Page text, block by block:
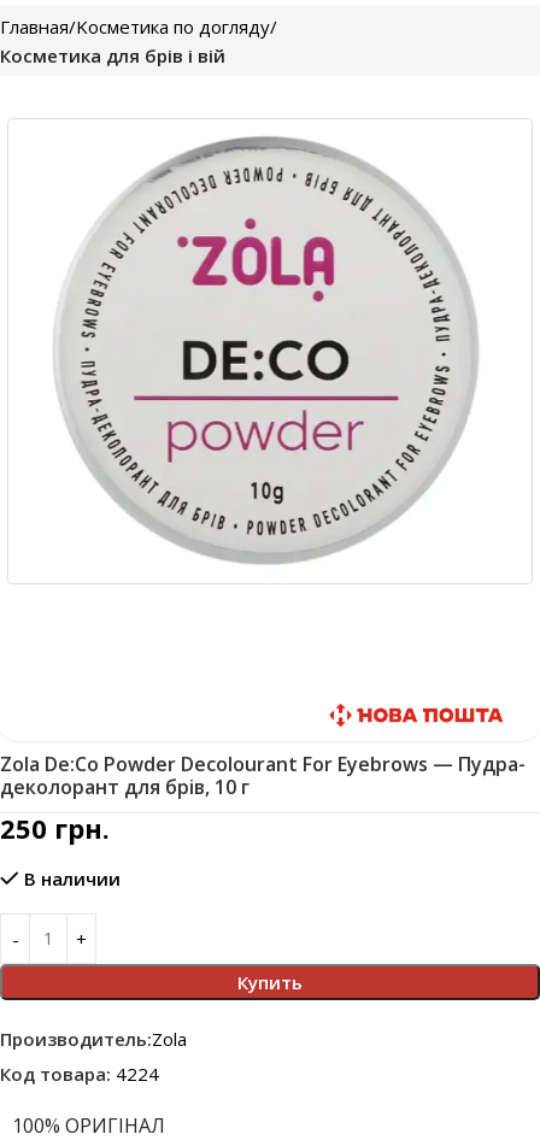
Главная Kосметика по догляду
Косметика для брів і вій
Zola De:Co Powder Decolourant For Eyebrows — Пудра-
деколорант для брів, 10 г
250 грн.
В наличии
Купить
Производитель:Zola
Код товара: 4224
100% ОРИГІНАЛ